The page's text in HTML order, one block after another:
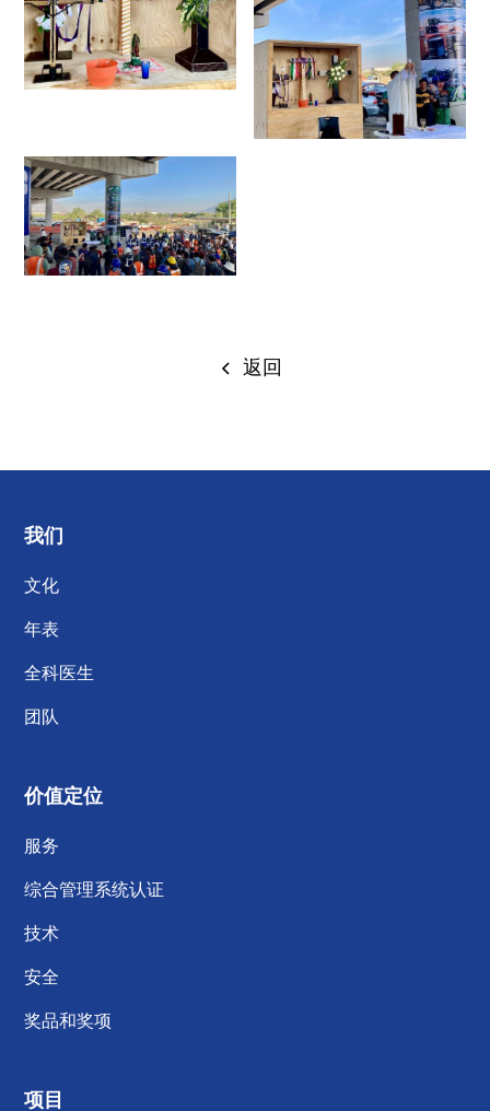
返回
我们
文化
年表
全科医生
团队
价值定位
服务
综合管理系统认证
技术
安全
奖品和奖项
项目